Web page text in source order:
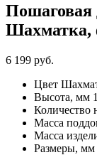
Пошаговая
Шахматка,
6 199 руб.
Цвет
Высота, мм
Количество
Масса
Масса
Размеры, мм